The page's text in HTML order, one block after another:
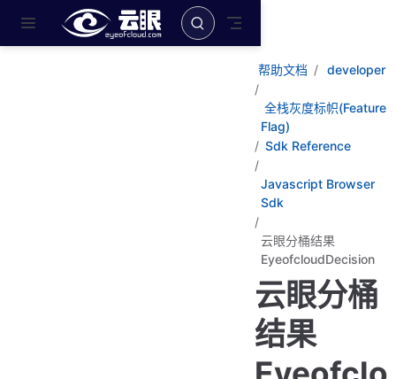
跳至主要內容
帮助文档 developer
全栈灰度标帜(Feature
Flag)
Sdk Reference
Javascript Browser
Sdk
云眼分桶结果
EyeofcloudDecision
云眼分桶
结果